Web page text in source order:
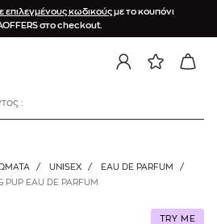
επιλεγμένους κωδικούςμε το κουπόνι
στο checkout.
:
/ UNISEX / EAU DE PARFUM
/
EAU DE PARFUM
TRY ME